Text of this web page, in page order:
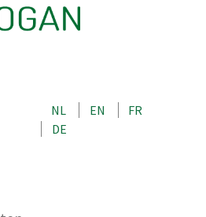
NL EN
FR
DE